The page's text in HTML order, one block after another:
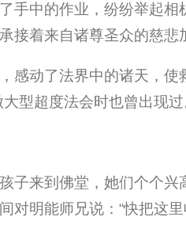
手中的作业，纷纷举起
接着来自诸尊圣众的慈悲
感动了法界中的诸天，
型超度法会时也曾出现过
子来到佛堂，她们个个
明能师兄说：“快把这